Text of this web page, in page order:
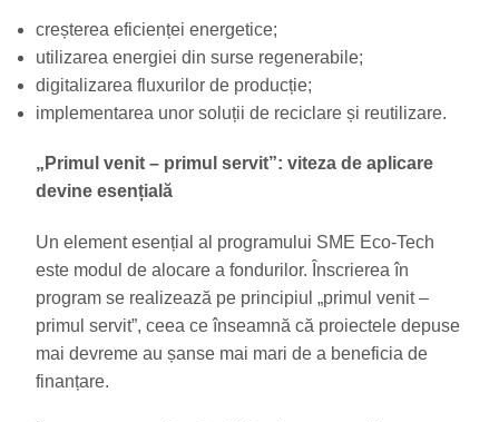
creșterea eficienței energetice;
utilizarea energiei din surse regenerabile;
digitalizarea fluxurilor de producție;
implementarea unor soluții de reciclare și reutilizare.
„Primul venit – primul servit”: viteza de aplicare
devine esențială
Un element esențial al programului SME Eco-Tech
este modul de alocare a fondurilor. Înscrierea în
program se realizează pe principiul „primul venit –
primul servit”, ceea ce înseamnă că proiectele depuse
mai devreme au șanse mai mari de a beneficia de
finanțare.